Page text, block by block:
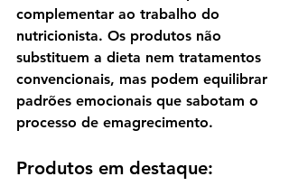
complementar ao trabalho do
nutricionista. Os produtos não
substituem a dieta nem tratamentos
convencionais, mas podem equilibrar
padrões emocionais que sabotam o
processo de emagrecimento.
Produtos em destaque: